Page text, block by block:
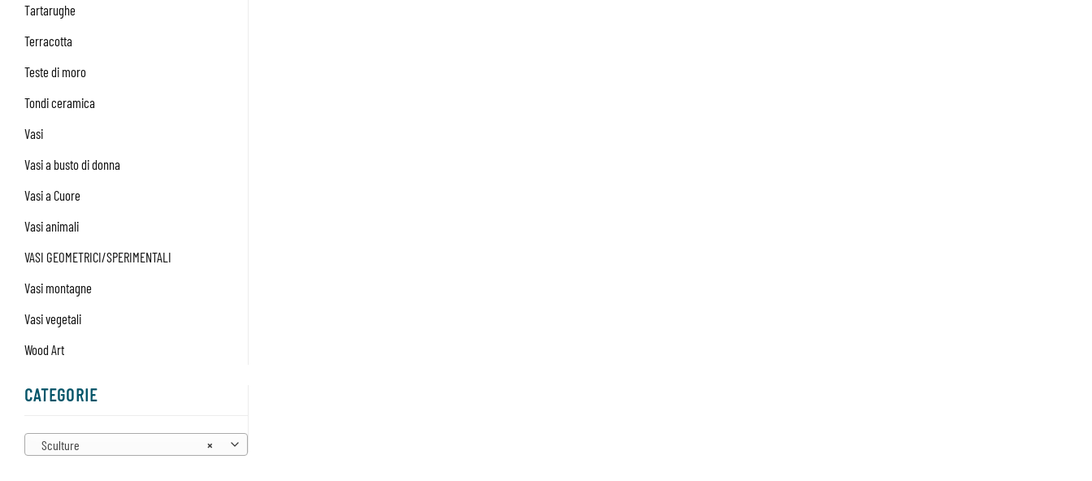
Tartarughe
Terracotta
Teste di moro
Tondi ceramica
Vasi
Vasi a busto di donna
Vasi a Cuore
Vasi animali
VASI GEOMETRICI/SPERIMENTALI
Vasi montagne
Vasi vegetali
Wood Art
CATEGORIE
×
Sculture